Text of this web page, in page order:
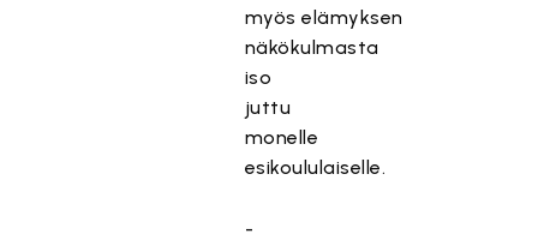
myös elämyksen
näkökulmasta
iso
juttu
monelle
esikoululaiselle.
-